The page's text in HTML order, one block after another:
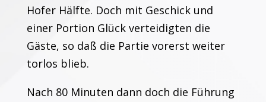
Hofer Hälfte. Doch mit Geschick und
einer Portion Glück verteidigten die
Gäste, so daß die Partie vorerst weiter
torlos blieb.
Nach 80 Minuten dann doch die Führung